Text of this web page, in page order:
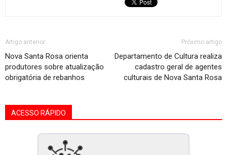
Artigo anterior
Nova Santa Rosa orienta
produtores sobre atualização
obrigatória de rebanhos
Próximo artigo
Departamento de Cultura realiza
cadastro geral de agentes
culturais de Nova Santa Rosa
ACESSO RÁPIDO